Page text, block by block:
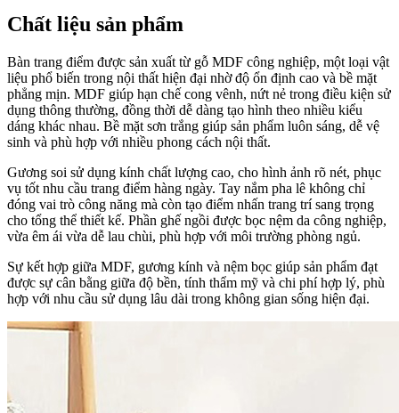
Chất liệu sản phẩm
Bàn trang điểm được sản xuất từ gỗ MDF công nghiệp, một loại vật
liệu phổ biến trong nội thất hiện đại nhờ độ ổn định cao và bề mặt
phẳng mịn. MDF giúp hạn chế cong vênh, nứt nẻ trong điều kiện sử
dụng thông thường, đồng thời dễ dàng tạo hình theo nhiều kiểu
dáng khác nhau. Bề mặt sơn trắng giúp sản phẩm luôn sáng, dễ vệ
sinh và phù hợp với nhiều phong cách nội thất.
Gương soi sử dụng kính chất lượng cao, cho hình ảnh rõ nét, phục
vụ tốt nhu cầu trang điểm hàng ngày. Tay nắm pha lê không chỉ
đóng vai trò công năng mà còn tạo điểm nhấn trang trí sang trọng
cho tổng thể thiết kế. Phần ghế ngồi được bọc nệm da công nghiệp,
vừa êm ái vừa dễ lau chùi, phù hợp với môi trường phòng ngủ.
Sự kết hợp giữa MDF, gương kính và nệm bọc giúp sản phẩm đạt
được sự cân bằng giữa độ bền, tính thẩm mỹ và chi phí hợp lý, phù
hợp với nhu cầu sử dụng lâu dài trong không gian sống hiện đại.